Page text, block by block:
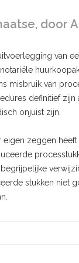
door
van
misbruik van
definitief
onjuist zijn.
zeggen
stukken niet